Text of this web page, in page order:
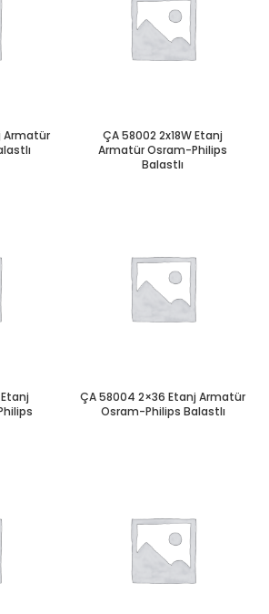
Armatür
ÇA 58002 2x18W Etanj
Armatür Osram-Philips
Balastlı
ÇA 58004 2×36 Etanj Armatür
Osram-Philips Balastlı